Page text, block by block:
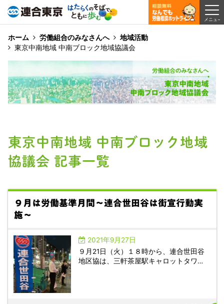
ホーム 労働組合のみなさんへ
地域活動
東京中南地域 中南ブロック地域協議会
東京中南地域 中南ブロック地域
協議会 記事一覧
９月は労働基準月間～連合世田谷は街宣行動実
施～
2021年9月27日
９月21日（火）１８時から、連合世田谷
地区協は、三軒茶屋駅キャロットタワ…